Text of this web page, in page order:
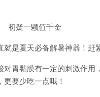
初疑一颗值千金
是夏天必备解暑神器！赶
胃黏膜有一定的刺激作
要少吃一点哦！